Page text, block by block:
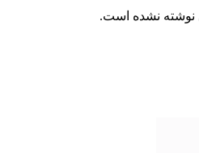
نوشته نشده است.